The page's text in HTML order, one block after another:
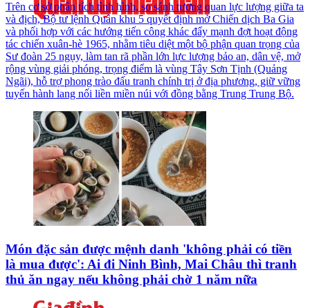
Trên cơ sở phân tích tình hình, so sánh tương quan lực lượng giữa ta
và địch, Bộ tư lệnh Quân khu 5 quyết định mở Chiến dịch Ba Gia
và phối hợp với các hướng tiến công khác đẩy mạnh đợt hoạt động
tác chiến xuân-hè 1965, nhằm tiêu diệt một bộ phận quan trọng của
Sư đoàn 25 ngụy, làm tan rã phần lớn lực lượng bảo an, dân vệ, mở
rộng vùng giải phóng, trọng điểm là vùng Tây Sơn Tịnh (Quảng
Ngãi), hỗ trợ phong trào đấu tranh chính trị ở địa phương, giữ vững
tuyến hành lang nối liền miền núi với đồng bằng Trung Trung Bộ.
Món đặc sản được mệnh danh 'không phải có tiền
là mua được': Ai đi Ninh Bình, Mai Châu thì tranh
thủ ăn ngay nếu không phải chờ 1 năm nữa